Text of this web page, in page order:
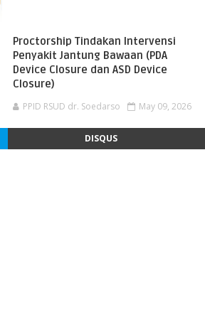
Proctorship Tindakan Intervensi
Penyakit Jantung Bawaan (PDA
Device Closure dan ASD Device
Closure)
PPID RSUD dr. Soedarso May 09, 2026
DISQUS